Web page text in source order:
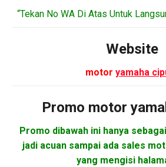
“Tekan No WA Di Atas Untuk
Website
motor yamaha
Promo motor
Promo dibawah ini hanya
jadi acuan sampai ada sales
yang mengisi